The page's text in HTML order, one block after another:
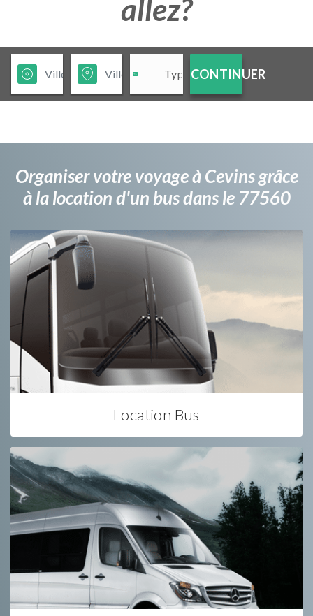
allez?
CONTINUER
Organiser votre voyage à Cevins grâce
à la location d'un bus dans le 77560
Location Bus